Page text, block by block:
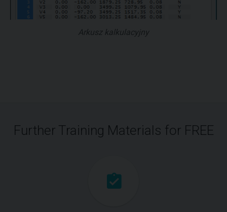
Arkusz kalkulacyjny
Further Training Materials for FREE